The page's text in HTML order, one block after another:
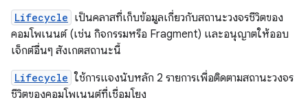
Lifecycle เป็นคลาสที่เก็บข้อมูลเกี่ยวกับสถานะวงจรชีวิตของ
คอมโพเนนต์ (เช่น กิจกรรมหรือ Fragment) และอนุญาตให้ออบ
เจ็กต์อื่นๆ สังเกตสถานะนี้
Lifecycle ใช้การแจงนับหลัก 2 รายการเพื่อติดตามสถานะวงจร
ชีวิตของคอมโพเนนต์ที่เชื่อมโยง